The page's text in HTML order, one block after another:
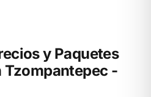
y Paquetes
Tzompantepec -